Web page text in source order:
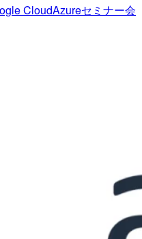
CloudAzureセミナー会